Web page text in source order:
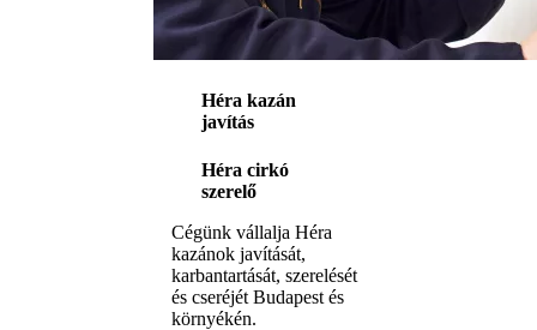
Héra kazán
javítás
Héra cirkó
szerelő
Cégünk vállalja Héra
kazánok javítását,
karbantartását, szerelését
és cseréjét Budapest és
környékén.